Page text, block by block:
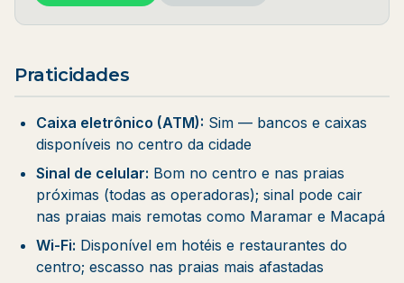
Praticidades
Caixa eletrônico (ATM): Sim — bancos e caixas
disponíveis no centro da cidade
Sinal de celular: Bom no centro e nas praias
próximas (todas as operadoras); sinal pode cair
nas praias mais remotas como Maramar e Macapá
Wi-Fi: Disponível em hotéis e restaurantes do
centro; escasso nas praias mais afastadas